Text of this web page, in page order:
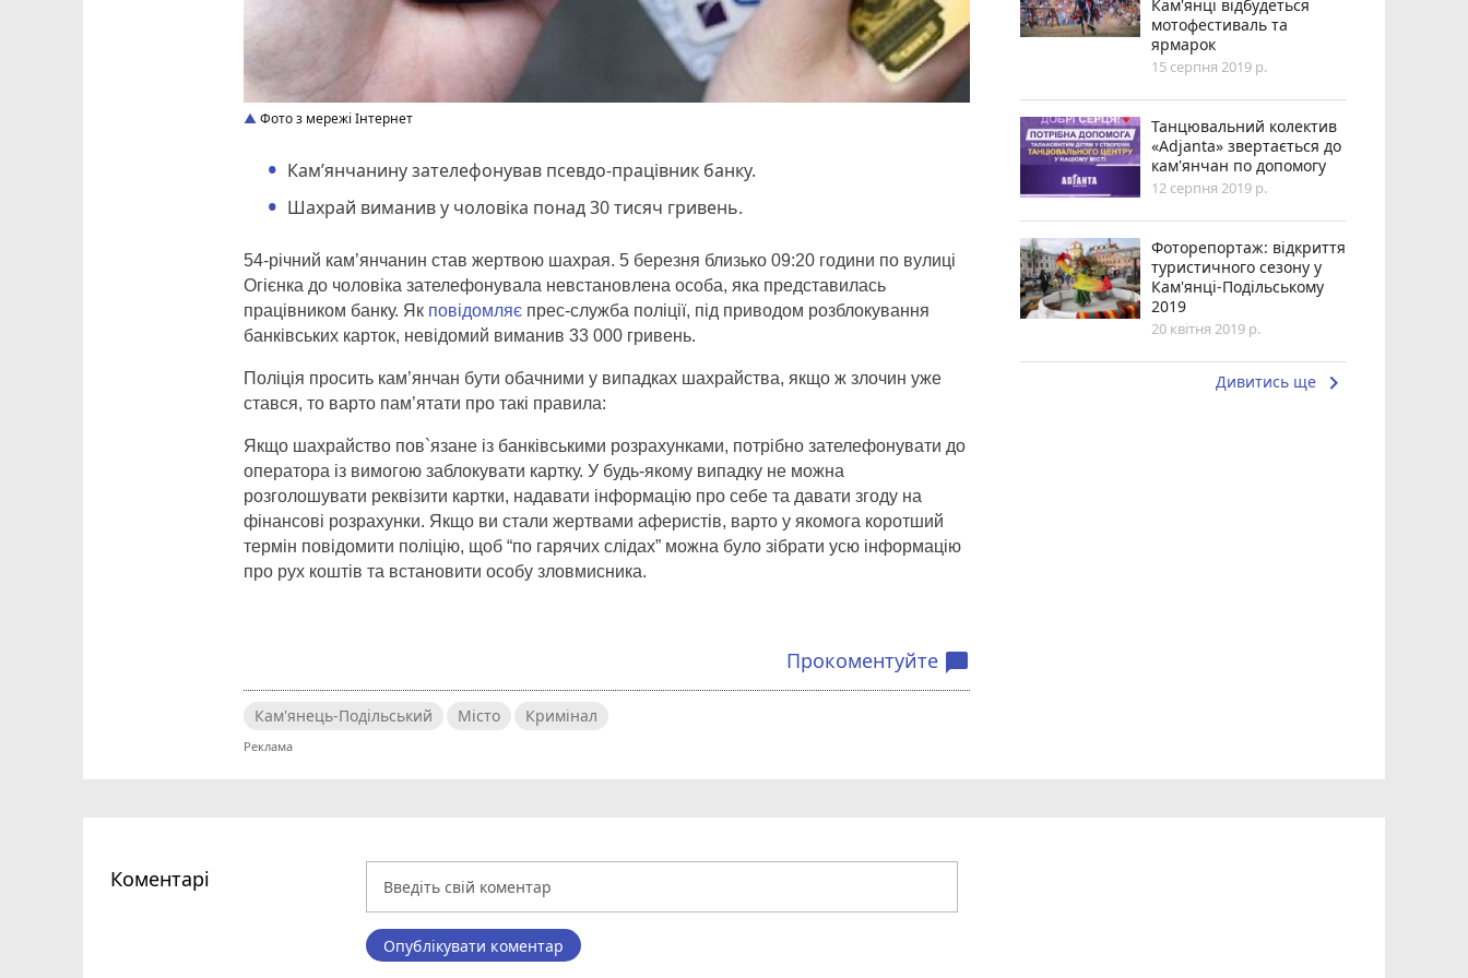
Фото з мережі Інтернет
Кам’янчанину зателефонував псевдо-працівник банку.
Шахрай виманив у чоловіка понад 30 тисяч гривень.
54-річний кам’янчанин став жертвою шахрая. 5 березня близько 09:20 години по вулиці
Огієнка до чоловіка зателефонувала невстановлена особа, яка представилась
працівником банку. Як повідомляє прес-служба поліції, під приводом розблокування
банківських карток, невідомий виманив 33 000 гривень.
Поліція просить кам’янчан бути обачними у випадках шахрайства, якщо ж злочин уже
стався, то варто пам’ятати про такі правила:
Якщо шахрайство пов`язане із банківськими розрахунками, потрібно зателефонувати до
оператора із вимогою заблокувати картку. У будь-якому випадку не можна
розголошувати реквізити картки, надавати інформацію про себе та давати згоду на
фінансові розрахунки. Якщо ви стали жертвами аферистів, варто у якомога коротший
термін повідомити поліцію, щоб “по гарячих слідах” можна було зібрати усю інформацію
про рух коштів та встановити особу зловмисника.
Прокоментуйте chat_bubble
Кам'янець-Подільський Місто Кримінал
Кам'янці відбудеться
мотофестиваль та
ярмарок
15 серпня 2019 р.
Танцювальний колектив
«Adjanta» звертається до
кам'янчан по допомогу
12 серпня 2019 р.
Фоторепортаж: відкриття
туристичного сезону у
Кам'янці-Подільському
2019
20 квітня 2019 р.
Дивитись ще keyboard_arrow_right
Коментарі
Опублікувати коментар